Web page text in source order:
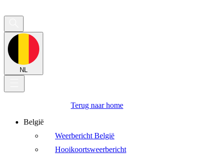
NL
Terug naar home
België
Weerbericht België
Hooikoortsweerbericht